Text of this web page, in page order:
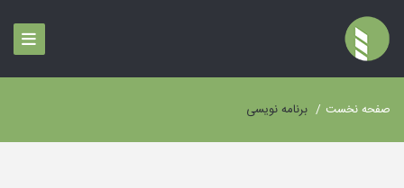
صفحه نخست / برنامه نویسی